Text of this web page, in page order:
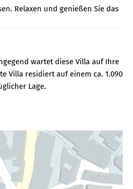
Relaxen und genießen Sie das
wartet diese Villa auf Ihre
Villa residiert auf einem ca. 1.090
Lage.